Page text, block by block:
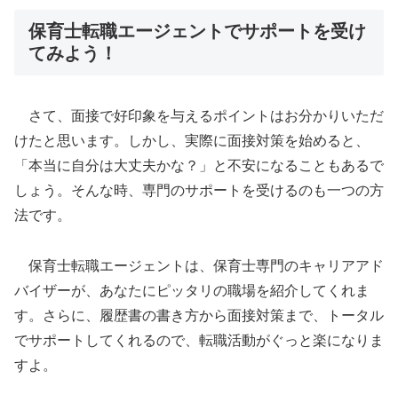
保育士転職エージェントでサポートを受け
てみよう！
さて、面接で好印象を与えるポイントはお分かりいただ
けたと思います。しかし、実際に面接対策を始めると、
「本当に自分は大丈夫かな？」と不安になることもあるで
しょう。そんな時、専門のサポートを受けるのも一つの方
法です。
保育士転職エージェントは、保育士専門のキャリアアド
バイザーが、あなたにピッタリの職場を紹介してくれま
す。さらに、履歴書の書き方から面接対策まで、トータル
でサポートしてくれるので、転職活動がぐっと楽になりま
すよ。